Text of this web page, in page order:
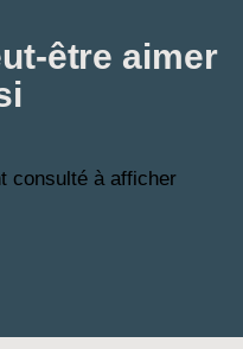
être aimer
consulté à afficher